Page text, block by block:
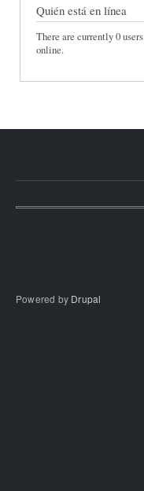
Quién está en línea
There are currently 0 users
online.
Powered by Drupal